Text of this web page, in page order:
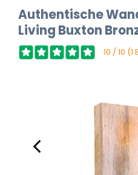
Authentische
Living Buxton
10 / 10